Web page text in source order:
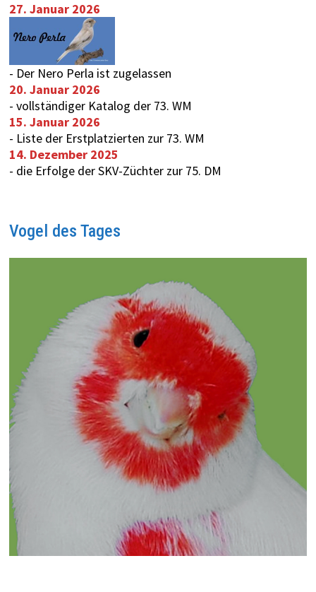
27. Januar 2026
- Der Nero Perla ist zugelassen
20. Januar 2026
- vollständiger Katalog der 73. WM
15. Januar 2026
- Liste der Erstplatzierten zur 73. WM
14. Dezember 2025
- die Erfolge der SKV-Züchter zur 75. DM
Vogel des Tages